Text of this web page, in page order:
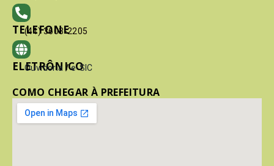
TELEFONE
(41) 3603-2205
ELETRÔNICO
Ouvidoria / e-SIC
COMO CHEGAR À PREFEITURA